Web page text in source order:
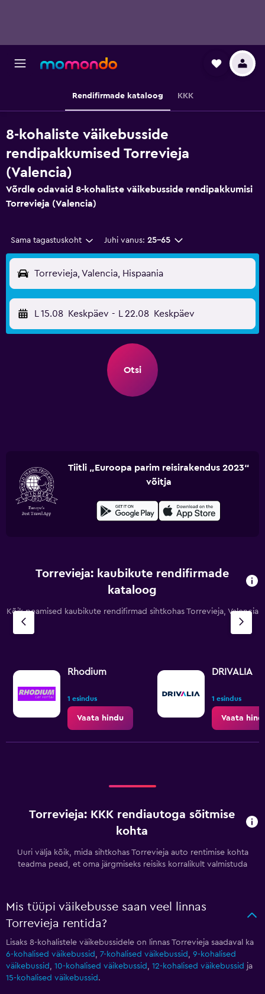
Rendifirmade kataloog KKK
8-kohaliste väikebusside
rendipakkumised Torrevieja
(Valencia)
Võrdle odavaid 8-kohaliste väikebusside rendipakkumisi
Torrevieja (Valencia)
Sama tagastuskoht Juhi vanus: 25–65
Torrevieja, Valencia, Hispaania
L 15.08 Keskpäev - L 22.08 Keskpäev
Otsi
Tiitli „Euroopa parim reisirakendus 2023“
võitja
Torrevieja: kaubikute rendifirmade
kataloog
Kõik peamised kaubikute rendifirmad sihtkohas Torrevieja, Valencia
Rhodium
1 esindus
Vaata hindu
DRIVALIA
1 esindus
Vaata
Torrevieja: KKK rendiautoga sõitmise
kohta
Uuri välja kõik, mida sihtkohas Torrevieja auto rentimise kohta
teadma pead, et oma järgmiseks reisiks korralikult valmistuda
Mis tüüpi väikebusse saan veel linnas
Torrevieja rentida?
Lisaks 8-kohalistele väikebussidele on linnas Torrevieja saadaval ka
6-kohalised väikebussid , 7-kohalised väikebussid , 9-kohalised
väikebussid , 10-kohalised väikebussid , 12-kohalised väikebussid ja
15-kohalised väikebussid .